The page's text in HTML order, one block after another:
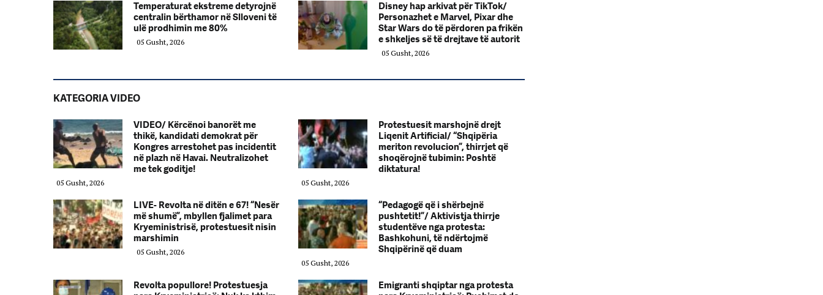
Temperaturat ekstreme detyrojnë
centralin bërthamor në Slloveni të
ulë prodhimin me 80%
05 Gusht, 2026
Disney hap arkivat për TikTok/
Personazhet e Marvel, Pixar dhe
Star Wars do të përdoren pa frikën
e shkeljes së të drejtave të autorit
05 Gusht, 2026
KATEGORIA VIDEO
VIDEO/ Kërcënoi banorët me
thikë, kandidati demokrat për
Kongres arrestohet pas incidentit
në plazh në Havai. Neutralizohet
me tek goditje!
05 Gusht, 2026
Protestuesit marshojnë drejt
Liqenit Artificial/ “Shqipëria
meriton revolucion”, thirrjet që
shoqërojnë tubimin: Poshtë
diktatura!
05 Gusht, 2026
LIVE- Revolta në ditën e 67! “Nesër
më shumë”, mbyllen fjalimet para
Kryeministrisë, protestuesit nisin
marshimin
05 Gusht, 2026
“Pedagogë që i shërbejnë
pushtetit!”/ Aktivistja thirrje
studentëve nga protesta:
Bashkohuni, të ndërtojmë
Shqipërinë që duam
05 Gusht, 2026
Revolta popullore! Protestuesja
Emigranti shqiptar nga protesta